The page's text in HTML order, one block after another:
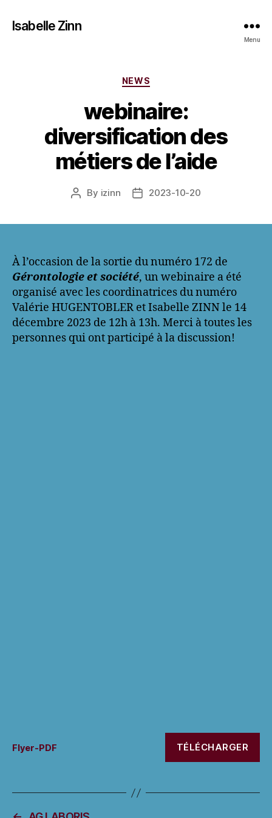
Isabelle Zinn
Menu
Categories
NEWS
webinaire:
diversification des
métiers de l’aide
Post
By izinn
Post2023-10-20
À l’occasion de la sortie du numéro 172 de
Gérontologie et société, un webinaire a été
organisé avec les coordinatrices du numéro
Valérie HUGENTOBLER et Isabelle ZINN le 14
décembre 2023 de 12h à 13h.͏‌ Merci à toutes les
personnes qui ont participé à la discussion!
Flyer-PDF TÉLÉCHARGER